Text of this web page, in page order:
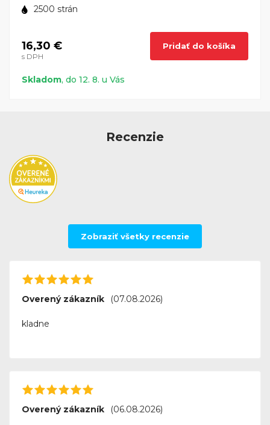
2500 strán
16,30 €
s DPH
Pridať do košíka
Skladom, do 12. 8. u Vás
Recenzie
Zobraziť všetky recenzie
Overený zákazník (07.08.2026)
kladne
Overený zákazník (06.08.2026)